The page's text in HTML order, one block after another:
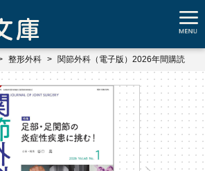
整形外科 関節外科（電子版）2026年間購読